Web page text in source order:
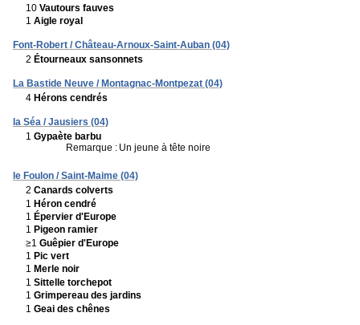
10 Vautours fauves
1 Aigle royal
Font-Robert / Château-Arnoux-Saint-Auban (04)
2 Étourneaux sansonnets
La Bastide Neuve / Montagnac-Montpezat (04)
4 Hérons cendrés
la Séa / Jausiers (04)
1 Gypaète barbu
Remarque : Un jeune à tête noire
le Foulon / Saint-Maime (04)
2 Canards colverts
1 Héron cendré
1 Épervier d'Europe
1 Pigeon ramier
≥1 Guêpier d'Europe
1 Pic vert
1 Merle noir
1 Sittelle torchepot
1 Grimpereau des jardins
1 Geai des chênes